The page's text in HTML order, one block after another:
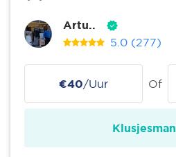
Artu..
5.0 (277)
€40/Uur Of
Klusjesman